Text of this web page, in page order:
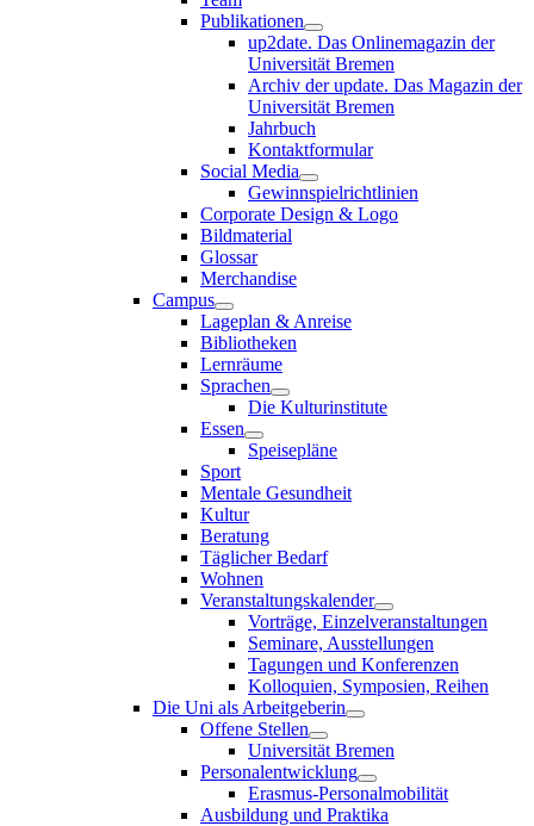
Publikationen
up2date. Das Onlinemagazin der
Universität Bremen
Archiv der update. Das Magazin der
Universität Bremen
Jahrbuch
Kontaktformular
Social Media
Gewinnspielrichtlinien
Corporate Design & Logo
Bildmaterial
Glossar
Merchandise
Campus
Lageplan & Anreise
Bibliotheken
Lernräume
Sprachen
Die Kulturinstitute
Essen
Speisepläne
Sport
Mentale Gesundheit
Kultur
Beratung
Täglicher Bedarf
Wohnen
Veranstaltungskalender
Vorträge, Einzelveranstaltungen
Seminare, Ausstellungen
Tagungen und Konferenzen
Kolloquien, Symposien, Reihen
Die Uni als Arbeitgeberin
Offene Stellen
Universität Bremen
Personalentwicklung
Erasmus-Personalmobilität
Ausbildung und Praktika